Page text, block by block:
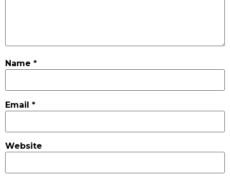
Name *
Email *
Website